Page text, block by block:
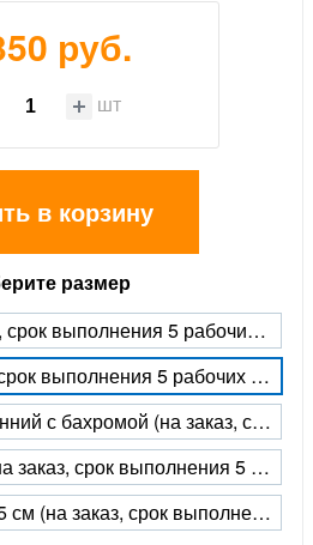
СССР
руб.
шт
в корзину
размер
140x210 см (на заказ, срок выполнения 5 рабочих дней)
90x135 см (на заказ, срок выполнения 5 рабочих дней)
90х135 см двухсторонний с бахромой (на заказ, срок выполнения 5 рабочих дней)
90х135 см на сетке (на заказ, срок выполнения 5 рабочих дней)
Двусторонний 90x135 см (на заказ, срок выполнения 5 рабочих дней)